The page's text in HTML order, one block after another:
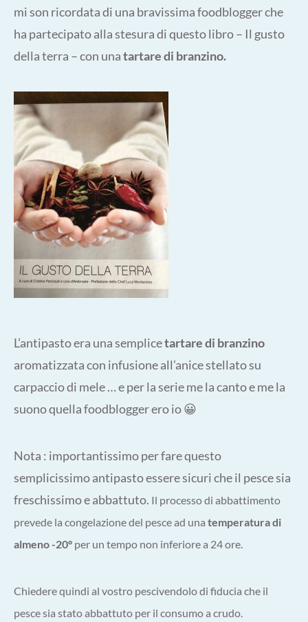
mi son ricordata di una bravissima foodblogger che
ha partecipato alla stesura di questo libro – Il gusto
della terra – con unatartare di branzino.
L’antipasto era una semplicetartare di branzino
aromatizzata con infusione all’anice stellato su
carpaccio di mele … e per la serie me la canto e me la
suono quella foodblogger ero io 😀
Nota : importantissimo per fare questo
semplicissimo antipasto essere sicuri che il pesce sia
freschissimo e abbattuto. Il processodi abbattimento
prevede la congelazione del pesce ad una temperatura di
almeno -20° per un tempo non inferiore a 24 ore.
Chiedere quindi al vostro pescivendolo di fiducia che il
pesce sia stato abbattuto per il consumo a crudo.